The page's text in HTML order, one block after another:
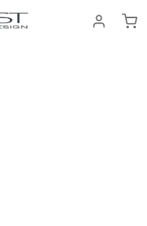
Le